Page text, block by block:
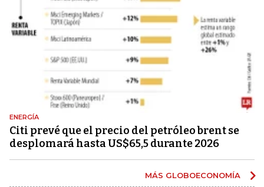
ENERGÍA
Citi prevé que el precio del petróleo brent se
desplomará hasta US$65,5 durante 2026
MÁS GLOBOECONOMÍA